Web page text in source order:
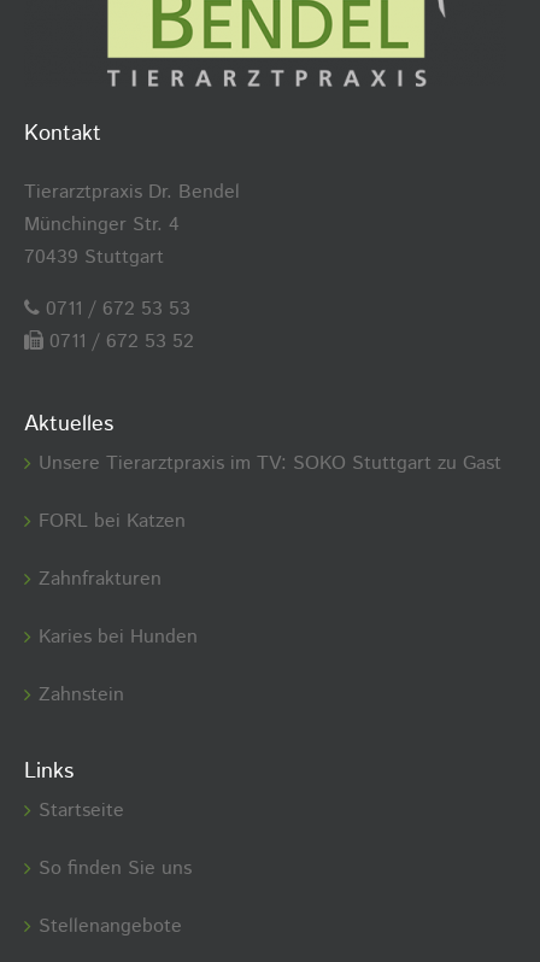
Kontakt
Tierarztpraxis Dr. Bendel
Münchinger Str. 4
70439 Stuttgart
0711 / 672 53 53
0711 / 672 53 52
Aktuelles
Unsere Tierarztpraxis im TV: SOKO Stuttgart zu Gast
FORL bei Katzen
Zahnfrakturen
Karies bei Hunden
Zahnstein
Links
Startseite
So finden Sie uns
Stellenangebote